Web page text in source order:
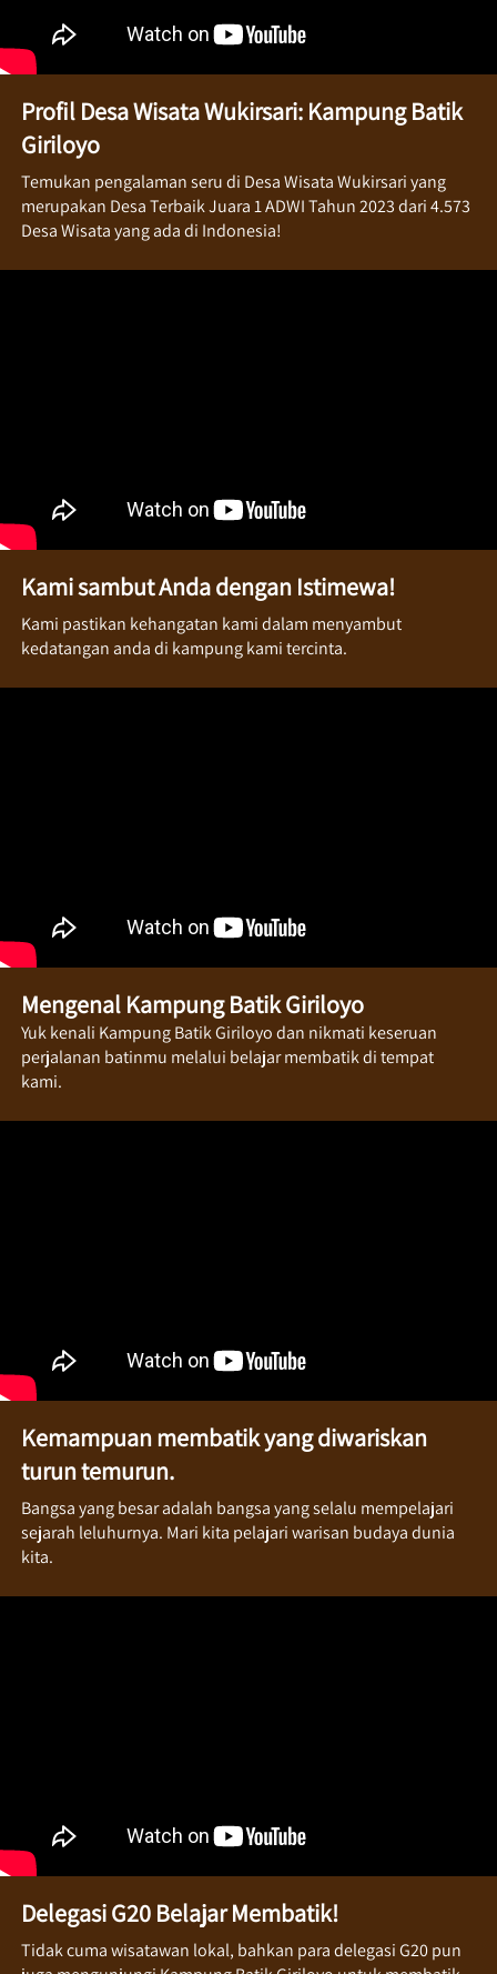
Profil Desa Wisata Wukirsari: Kampung Batik
Giriloyo
Temukan pengalaman seru di Desa Wisata Wukirsari yang
merupakan Desa Terbaik Juara 1 ADWI Tahun 2023 dari 4.573
Desa Wisata yang ada di Indonesia!
Kami sambut Anda dengan Istimewa!
Kami pastikan kehangatan kami dalam menyambut
kedatangan anda di kampung kami tercinta.
Mengenal Kampung Batik Giriloyo
Yuk kenali Kampung Batik Giriloyo dan nikmati keseruan
perjalanan batinmu melalui belajar membatik di tempat
kami.
Kemampuan membatik yang diwariskan
turun temurun.
Bangsa yang besar adalah bangsa yang selalu mempelajari
sejarah leluhurnya. Mari kita pelajari warisan budaya dunia
kita.
Delegasi G20 Belajar Membatik!
Tidak cuma wisatawan lokal, bahkan para delegasi G20 pun